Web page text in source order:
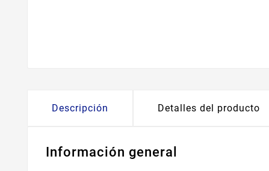
Descripción Detalles del producto
Información general